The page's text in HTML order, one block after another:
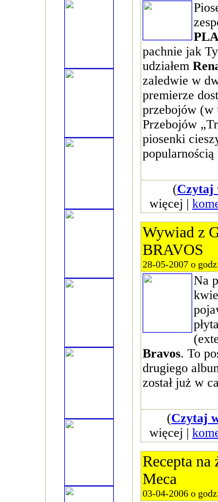
pachnie jak
udziałem
zaledwie w
premierze
przebojów (w
Przebojów
piosenki
(Czytaj
więcej |
Wywiad z
BRAVOS
28-05-2007 o
Na
Bravos. To
drugiego
został już w
(Czytaj
więcej |
Recepta na
Meca
03-04-2006 o